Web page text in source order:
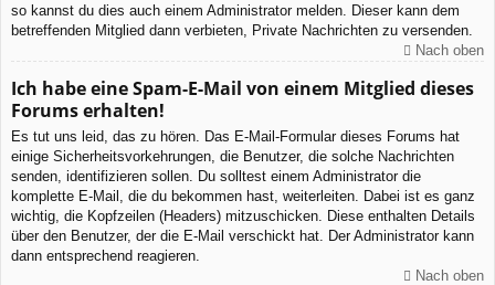
so kannst du dies auch einem Administrator melden. Dieser kann dem
betreffenden Mitglied dann verbieten, Private Nachrichten zu versenden.
Nach oben
Ich habe eine Spam-E-Mail von einem Mitglied dieses
Forums erhalten!
Es tut uns leid, das zu hören. Das E-Mail-Formular dieses Forums hat
einige Sicherheitsvorkehrungen, die Benutzer, die solche Nachrichten
senden, identifizieren sollen. Du solltest einem Administrator die
komplette E-Mail, die du bekommen hast, weiterleiten. Dabei ist es ganz
wichtig, die Kopfzeilen (Headers) mitzuschicken. Diese enthalten Details
über den Benutzer, der die E-Mail verschickt hat. Der Administrator kann
dann entsprechend reagieren.
Nach oben